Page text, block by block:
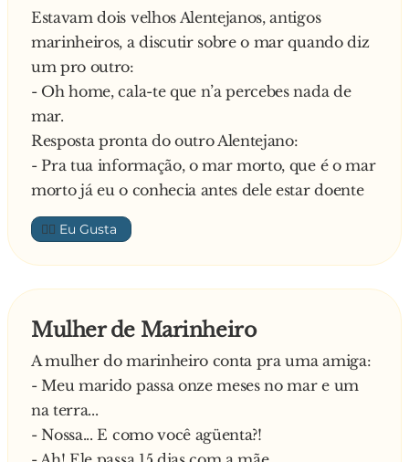
Estavam dois velhos Alentejanos, antigos
marinheiros, a discutir sobre o mar quando diz
um pro outro:
- Oh home, cala-te que n’a percebes nada de
mar.
Resposta pronta do outro Alentejano:
- Pra tua informação, o mar morto, que é o mar
morto já eu o conhecia antes dele estar doente
👍🏼
Mulher de Marinheiro
A mulher do marinheiro conta pra uma amiga:
- Meu marido passa onze meses no mar e um
na terra...
- Nossa... E como você agüenta?!